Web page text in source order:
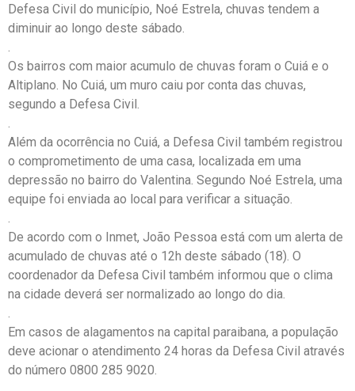
Defesa Civil do município, Noé Estrela, chuvas tendem a
diminuir ao longo deste sábado.
Os bairros com maior acumulo de chuvas foram o Cuiá e o
Altiplano. No Cuiá, um muro caiu por conta das chuvas,
segundo a Defesa Civil.
Além da ocorrência no Cuiá, a Defesa Civil também registrou
o comprometimento de uma casa, localizada em uma
depressão no bairro do Valentina. Segundo Noé Estrela, uma
equipe foi enviada ao local para verificar a situação.
De acordo com o Inmet, João Pessoa está com um alerta de
acumulado de chuvas até o 12h deste sábado (18). O
coordenador da Defesa Civil também informou que o clima
na cidade deverá ser normalizado ao longo do dia.
Em casos de alagamentos na capital paraibana, a população
deve acionar o atendimento 24 horas da Defesa Civil através
do número 0800 285 9020.